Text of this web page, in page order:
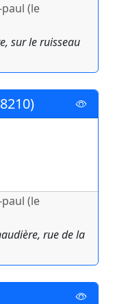
(le
sur le ruisseau
(le
rue de la